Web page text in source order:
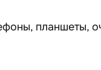
планшеты,